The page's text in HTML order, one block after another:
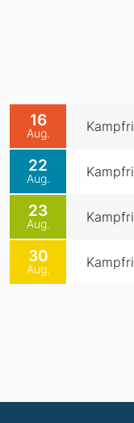
16
Aug.
22
Aug.
23
Aug.
30
Aug.